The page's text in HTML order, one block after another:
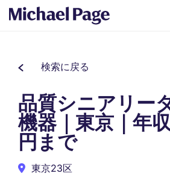
検索に戻る
品質シニアリー
機器｜東京｜年
円まで
東京23区